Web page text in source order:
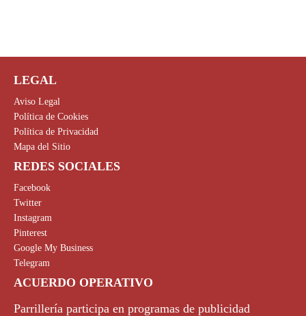
LEGAL
Aviso Legal
Política de Cookies
Política de Privacidad
Mapa del Sitio
REDES SOCIALES
Facebook
Twitter
Instagram
Pinterest
Google My Business
Telegram
ACUERDO OPERATIVO
Parrillería participa en programas de publicidad